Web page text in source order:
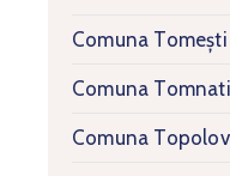
Comuna Tomești
Comuna
Comuna